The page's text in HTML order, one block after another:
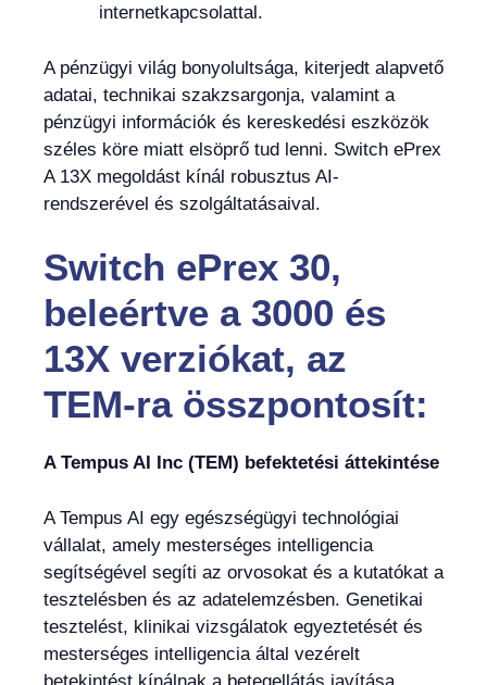
internetkapcsolattal.
A pénzügyi világ bonyolultsága, kiterjedt alapvető
adatai, technikai szakzsargonja, valamint a
pénzügyi információk és kereskedési eszközök
széles köre miatt elsöprő tud lenni. Switch ePrex
A 13X megoldást kínál robusztus AI-
rendszerével és szolgáltatásaival.
Switch ePrex 30,
beleértve a 3000 és
13X verziókat, az
TEM-ra összpontosít:
A Tempus AI Inc (TEM) befektetési áttekintése
A Tempus AI egy egészségügyi technológiai
vállalat, amely mesterséges intelligencia
segítségével segíti az orvosokat és a kutatókat a
tesztelésben és az adatelemzésben. Genetikai
tesztelést, klinikai vizsgálatok egyeztetését és
mesterséges intelligencia által vezérelt